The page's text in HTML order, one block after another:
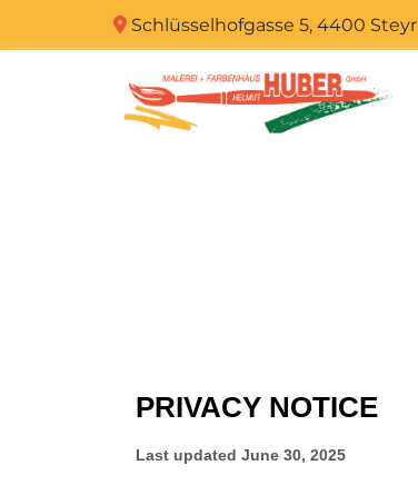
 Schlüsselhofgasse 5, 4400 Steyr